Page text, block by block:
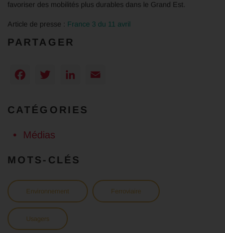
favoriser des mobilités plus durables dans le Grand Est.
Article de presse : France 3 du 11 avril
PARTAGER
Facebook
TwitterLinkedIn
CATÉGORIES
Médias
MOTS-CLÉS
Environnement Ferroviaire
Usagers